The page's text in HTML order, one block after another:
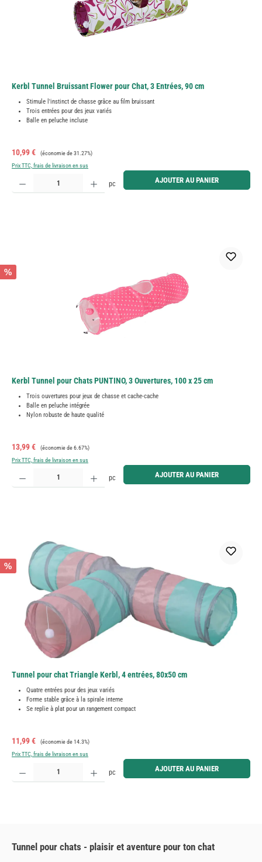
Kerbl Tunnel Bruissant Flower pour Chat, 3 Entrées, 90 cm
Stimule l'instinct de chasse grâce au film bruissant
Trois entrées pour des jeux variés
Balle en peluche incluse
Prix de vente :
10,99 € Prix régulier :
(économie de 31.27%)
Prix TTC, frais de livraison en sus
Quantité de produit : Entrez la quantité souhaitée ou utilisez les boutons pour augmenter ou
pc AJOUTER AU PANIER
%
Kerbl Tunnel pour Chats PUNTINO, 3 Ouvertures, 100 x 25 cm
Trois ouvertures pour jeux de chasse et cache-cache
Balle en peluche intégrée
Nylon robuste de haute qualité
Prix de vente :
13,99 € Prix régulier :
(économie de 6.67%)
Prix TTC, frais de livraison en sus
Quantité de produit : Entrez la quantité souhaitée ou utilisez les boutons pour augmenter ou
pc AJOUTER AU PANIER
%
Tunnel pour chat Triangle Kerbl, 4 entrées, 80x50 cm
Quatre entrées pour des jeux variés
Forme stable grâce à la spirale interne
Se replie à plat pour un rangement compact
Prix de vente :
11,99 € Prix régulier :
(économie de 14.3%)
Prix TTC, frais de livraison en sus
Quantité de produit : Entrez la quantité souhaitée ou utilisez les boutons pour augmenter ou
pc AJOUTER AU PANIER
Tunnel pour chats - plaisir et aventure pour ton chat